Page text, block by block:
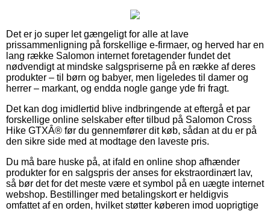
Det er jo super let gængeligt for alle at lave
prissammenligning på forskellige e-firmaer, og herved har en
lang række Salomon internet foretagender fundet det
nødvendigt at mindske salgspriserne på en række af deres
produkter – til børn og babyer, men ligeledes til damer og
herrer – markant, og endda nogle gange yde fri fragt.
Det kan dog imidlertid blive indbringende at eftergå et par
forskellige online selskaber efter tilbud på Salomon Cross
Hike GTXÂ® før du gennemfører dit køb, sådan at du er på
den sikre side med at modtage den laveste pris.
Du må bare huske på, at ifald en online shop afhænder
produkter for en salgspris der anses for ekstraordinært lav,
så bør det for det meste være et symbol på en uægte internet
webshop. Bestillinger med betalingskort er heldigvis
omfattet af en orden, hvilket støtter køberen imod uoprigtige